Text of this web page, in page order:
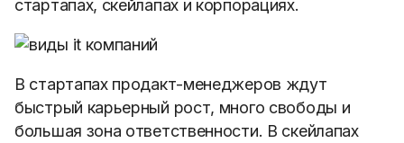
стартапах, скейлапах и корпорациях.
В стартапах продакт-менеджеров ждут
быстрый карьерный рост, много свободы и
большая зона ответственности. В скейлапах